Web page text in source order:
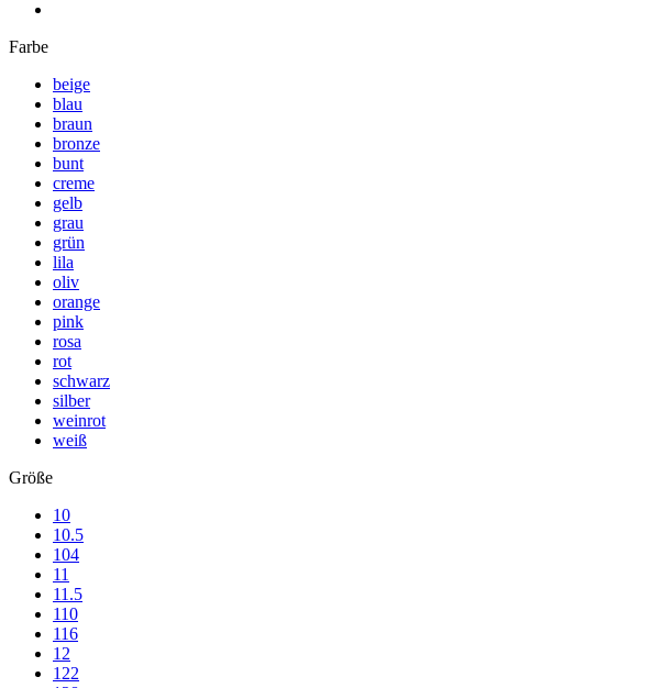
Farbe
beige
blau
braun
bronze
bunt
creme
gelb
grau
grün
lila
oliv
orange
pink
rosa
rot
schwarz
silber
weinrot
weiß
Größe
10
10.5
104
11
11.5
110
116
12
122